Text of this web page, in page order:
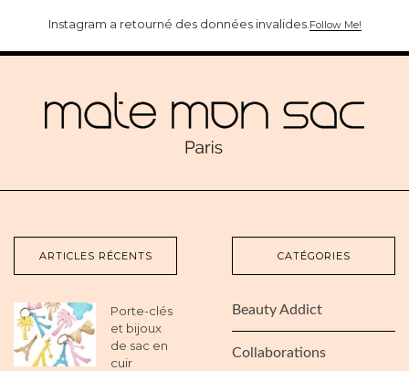
Instagram a retourné des données invalides. Follow Me!
ARTICLES RÉCENTS
Porte-clés
et bijoux
de sac en
cuir
CATÉGORIES
Beauty Addict
Collaborations